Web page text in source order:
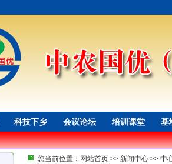
科技下乡 会议论坛 培训课堂 基
您当前位置： 网站首页 >> 新闻中心 >> 中